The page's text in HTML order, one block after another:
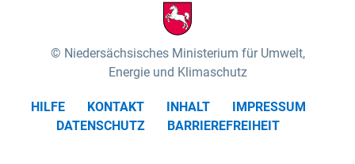
Niedersächsisches Ministerium für Umwelt,
Energie und Klimaschutz
HILFE KONTAKT INHALT
IMPRESSUM
DATENSCHUTZ
BARRIEREFREIHEIT